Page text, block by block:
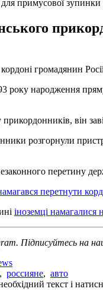
примусової зупинки
громадянин
року народження
він
розгорнули
перетину
перетнути
іноземці
Підписуйтесь на
, россияне, авто
текст і